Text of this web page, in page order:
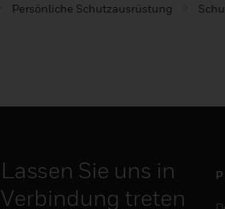
Persönliche Schutzausrüstung
Lassen Sie uns in
Verbindung treten